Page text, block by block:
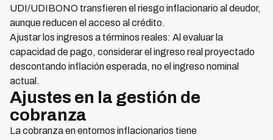
UDI/UDIBONO transfieren el riesgo inflacionario al deudor,
aunque reducen el acceso al crédito.
Ajustar los ingresos a términos reales: Al evaluar la
capacidad de pago, considerar el ingreso real proyectado
descontando inflación esperada, no el ingreso nominal
actual.
Ajustes en la gestión de
cobranza
La cobranza en entornos inflacionarios tiene